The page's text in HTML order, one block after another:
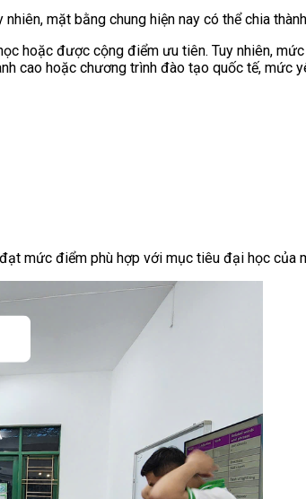
mặt bằng chung hiện nay có thể chia
hoặc được cộng điểm ưu tiên. Tuy nhiên,
cao hoặc chương trình đào tạo quốc tế, mức
mức điểm phù hợp với mục tiêu đại học của